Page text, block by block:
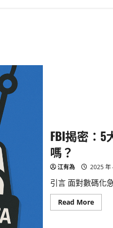
FBI揭密：
嗎？
江有為 2025 年
引言 面對數碼化
Read MoreRead
more